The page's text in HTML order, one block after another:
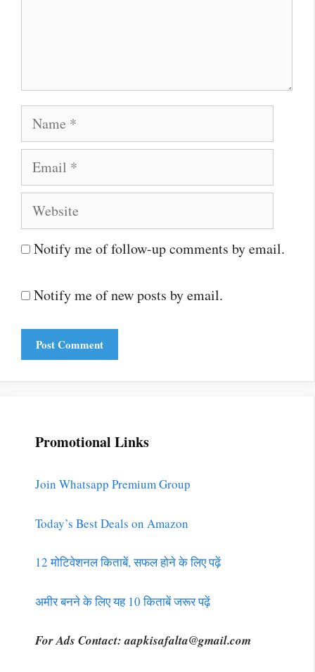
Name
Email
Website
Notify me of follow-up comments by email.
Notify me of new posts by email.
Promotional Links
Join Whatsapp Premium Group
Today’s Best Deals on Amazon
12 मोटिवेशनल किताबें, सफल होने के लिए पढ़ें
अमीर बनने के लिए यह 10 किताबें जरूर पढ़ें
For Ads Contact:aapkisafalta@gmail.com